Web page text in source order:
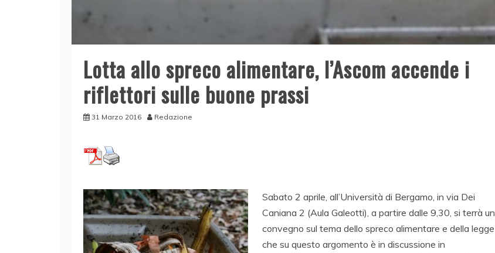
Lotta allo spreco alimentare, l’Ascom accende i
riflettori sulle buone prassi
31 Marzo 2016 Redazione
Sabato 2 aprile, all’Università di Bergamo, in via Dei
Caniana 2 (Aula Galeotti), a partire dalle 9,30, si terrà un
convegno sul tema dello spreco alimentare e della legge
che su questo argomento è in discussione in